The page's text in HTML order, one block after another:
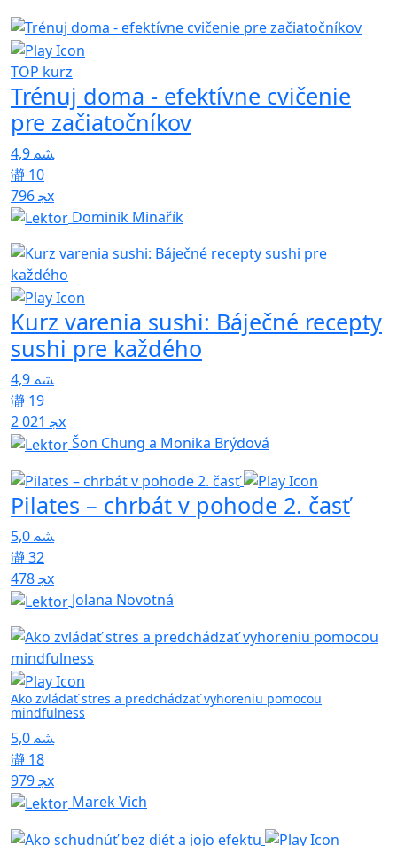
TOP kurz
Trénuj doma - efektívne cvičenie
pre začiatočníkov
4,9
10
796x
Dominik Minařík
Kurz varenia sushi: Báječné recepty
sushi pre každého
4,9
19
2 021x
Šon Chung a Monika Brýdová
Pilates – chrbát v pohode 2. časť
5,0
32
478x
Jolana Novotná
Ako zvládať stres a predchádzať vyhoreniu pomocou
mindfulness
5,0
18
979x
Marek Vich